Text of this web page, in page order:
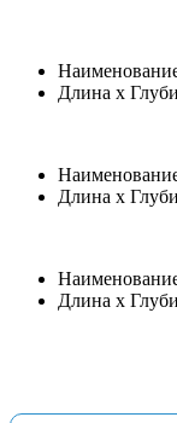
Длина х
Длина х
Длина х